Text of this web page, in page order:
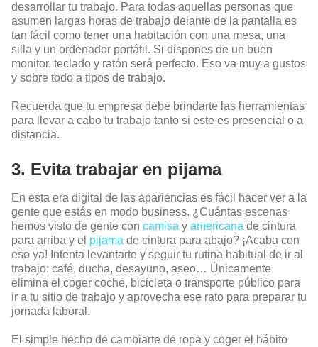
desarrollar tu trabajo. Para todas aquellas personas que
asumen largas horas de trabajo delante de la pantalla es
tan fácil como tener una habitación con una mesa, una
silla y un ordenador portátil. Si dispones de un buen
monitor, teclado y ratón será perfecto. Eso va muy a gustos
y sobre todo a tipos de trabajo.
Recuerda que tu empresa debe brindarte las herramientas
para llevar a cabo tu trabajo tanto si este es presencial o a
distancia.
3. Evita trabajar en pijama
En esta era digital de las apariencias es fácil hacer ver a la
gente que estás en modo business. ¿Cuántas escenas
hemos visto de gente con camisa y americana de cintura
para arriba y el pijama de cintura para abajo? ¡Acaba con
eso ya! Intenta levantarte y seguir tu rutina habitual de ir al
trabajo: café, ducha, desayuno, aseo… Únicamente
elimina el coger coche, bicicleta o transporte público para
ir a tu sitio de trabajo y aprovecha ese rato para preparar tu
jornada laboral.
El simple hecho de cambiarte de ropa y coger el hábito